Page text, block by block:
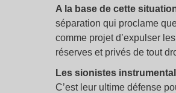
A la base de cette
séparation qui proclame
comme projet d’expulser
réserves et privés de tout
Les sionistes
C’est leur ultime défense